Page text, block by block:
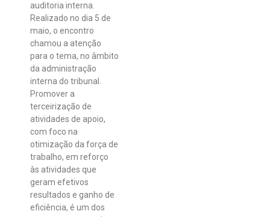
auditoria interna.
Realizado no dia 5 de
maio, o encontro
chamou a atenção
para o tema, no âmbito
da administração
interna do tribunal.
Promover a
terceirização de
atividades de apoio,
com foco na
otimização da força de
trabalho, em reforço
às atividades que
geram efetivos
resultados e ganho de
eficiência, é um dos